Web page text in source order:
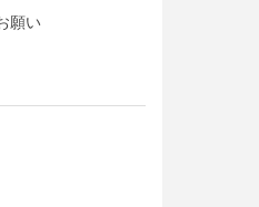
願い